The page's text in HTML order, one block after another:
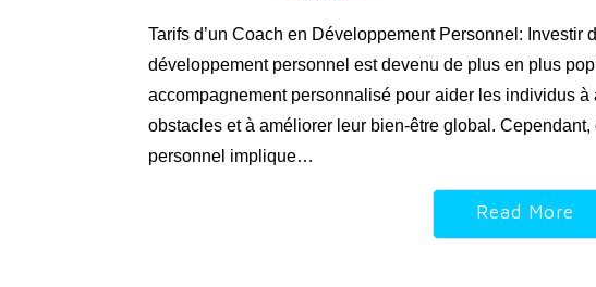
Tarifs d’un Coach en Développement Personnel: Investir
développement personnel est devenu de plus en plus
accompagnement personnalisé pour aider les individus
obstacles et à améliorer leur bien-être global.
personnel implique…
Read More